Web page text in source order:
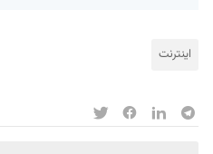
اینترنت